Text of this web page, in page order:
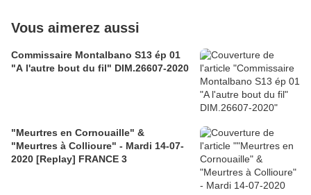
Vous aimerez aussi
Commissaire Montalbano S13 ép 01
"A l'autre bout du fil" DIM.26607-2020
"Meurtres en Cornouaille" &
"Meurtres à Collioure" - Mardi 14-07-
2020 [Replay] FRANCE 3